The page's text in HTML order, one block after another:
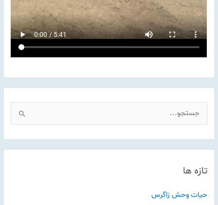
و
ر
تازه ها
حیات وحش زاگرس